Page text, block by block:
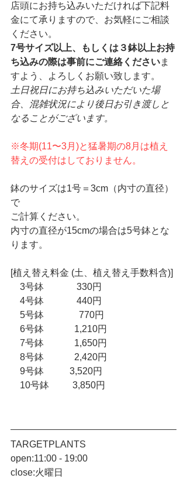
店頭にお持ち込みいただければ下記料
金にて承りますので、お気軽にご相談
ください。
7号サイズ以上、もしくは３鉢以上お持
ち込みの際は事前にご連絡くださいま
すよう、よろしくお願い致します。
土日祝日にお持ち込みいただいた場
合、混雑状況により後日お引き渡しと
なることがございます。
※冬期(11〜3月)と猛暑期の8月は植え
替えの受付はしておりません。
鉢のサイズは1号＝3cm（内寸の直径）
で
ご計算ください。
内寸の直径が15cmの場合は5号鉢とな
ります。
[植え替え料金 (土、植え替え手数料含)]
3号鉢　 　     330円
4号鉢　 　     440円
5号鉢　　　   770円
6号鉢　　　 1,210円
7号鉢　　 　1,650円
8号鉢　　　 2,420円
9号鉢　       3,520円
10号鉢　 　 3,850円
TARGETPLANTS
open:11:00 - 19:00
close:火曜日